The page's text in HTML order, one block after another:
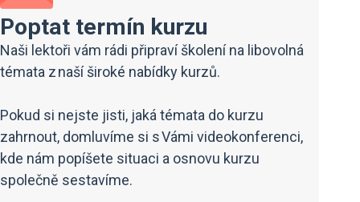
Poptat termín kurzu
Naši lektoři vám rádi připraví školení na libovolná
témata z naší široké nabídky kurzů.
Pokud si nejste jisti, jaká témata do kurzu
zahrnout, domluvíme si s Vámi videokonferenci,
kde nám popíšete situaci a osnovu kurzu
společně sestavíme.